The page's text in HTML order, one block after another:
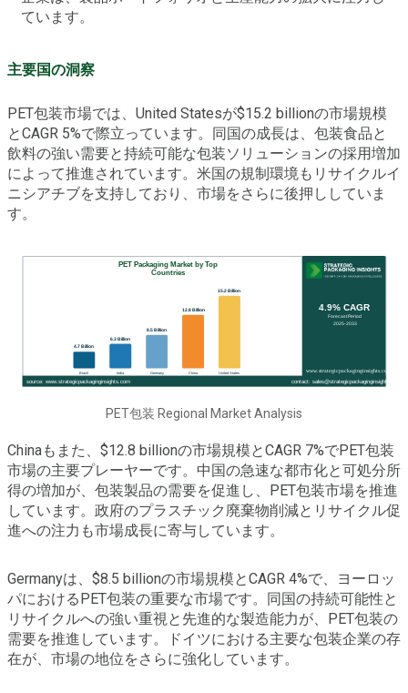
ています。
主要国の洞察
PET包装市場では、United Statesが$15.2 billionの市場規模
とCAGR 5%で際立っています。同国の成長は、包装食品と
飲料の強い需要と持続可能な包装ソリューションの採用増加
によって推進されています。米国の規制環境もリサイクルイ
ニシアチブを支持しており、市場をさらに後押ししていま
す。
PET包装 Regional Market Analysis
Chinaもまた、$12.8 billionの市場規模とCAGR 7%でPET包装
市場の主要プレーヤーです。中国の急速な都市化と可処分所
得の増加が、包装製品の需要を促進し、PET包装市場を推進
しています。政府のプラスチック廃棄物削減とリサイクル促
進への注力も市場成長に寄与しています。
Germanyは、$8.5 billionの市場規模とCAGR 4%で、ヨーロッ
パにおけるPET包装の重要な市場です。同国の持続可能性と
リサイクルへの強い重視と先進的な製造能力が、PET包装の
需要を推進しています。ドイツにおける主要な包装企業の存
在が、市場の地位をさらに強化しています。